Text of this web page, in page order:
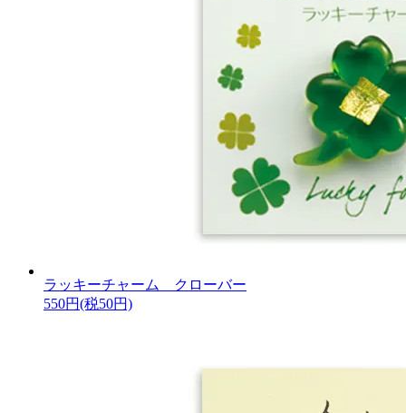
ラッキーチャーム クローバー
550円(税50円)